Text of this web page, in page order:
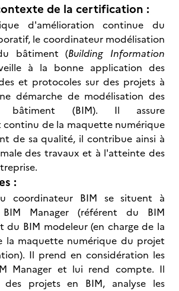
de la certification :
d'amélioration continue du
le coordinateur modélisation
bâtiment (Building Information
à la bonne application des
et protocoles sur des projets à
démarche de modélisation des
bâtiment (BIM). Il assure
continu de la maquette numérique
de sa qualité, il contribue ainsi à
des travaux et à l'atteinte des
:
coordinateur BIM se situent à
Manager (référent du BIM
du BIM modeleur (en charge de la
la maquette numérique du projet
Il prend en considération les
Manager et lui rend compte. Il
des projets en BIM, analyse les